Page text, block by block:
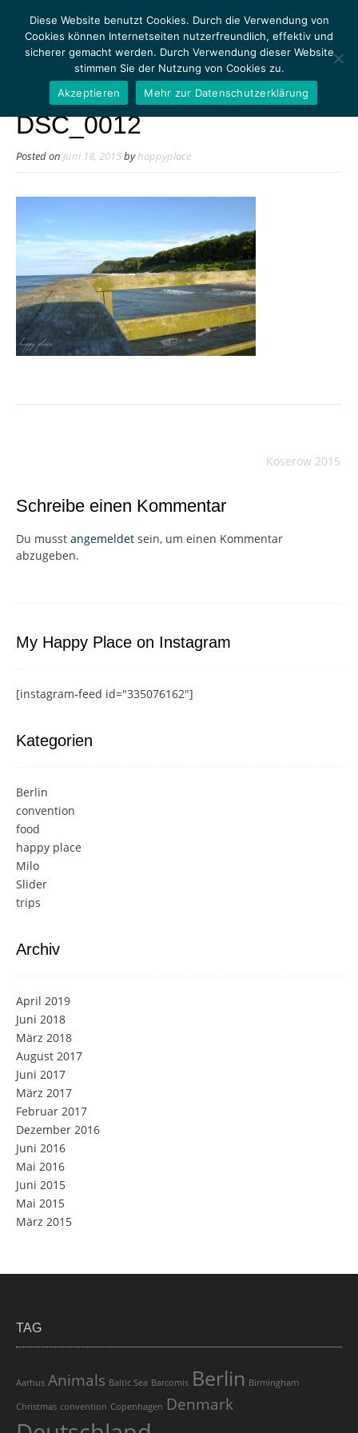
MENU
DSC_0012
Posted on Juni 18, 2015byhappyplace
Koserow 2015
Schreibe einen Kommentar
Du musst angemeldet sein, um einen Kommentar
abzugeben.
My Happy Place on Instagram
[instagram-feed id="335076162"]
Kategorien
Berlin
convention
food
happy place
Milo
Slider
trips
Archiv
April 2019
Juni 2018
März 2018
August 2017
Juni 2017
März 2017
Februar 2017
Dezember 2016
Juni 2016
Mai 2016
Juni 2015
Mai 2015
März 2015
TAG
Aarhus Animals Baltic Sea Barcomis Berlin Birmingham
Christmas convention Copenhagen Denmark
Diese Website benutzt Cookies. Durch die Verwendung von
Cookies können Internetseiten nutzerfreundlich, effektiv und
sicherer gemacht werden. Durch Verwendung dieser Website
stimmen Sie der Nutzung von Cookies zu.
Akzeptieren
Mehr zur Datenschutzerklärung